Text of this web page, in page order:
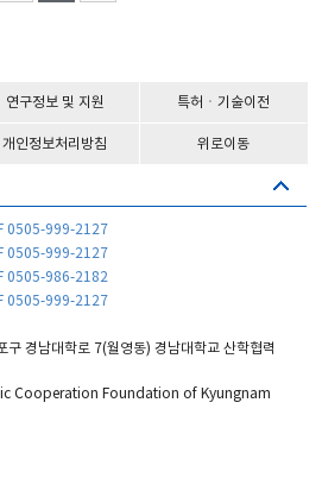
연구정보 및 지원 특허ㆍ기술이전
개인정보처리방침 위로이동
F 0505-999-2127
F 0505-999-2127
F 0505-986-2182
F 0505-999-2127
경남대학로 7(월영동) 경남대학교 산학협력
Cooperation Foundation of Kyungnam